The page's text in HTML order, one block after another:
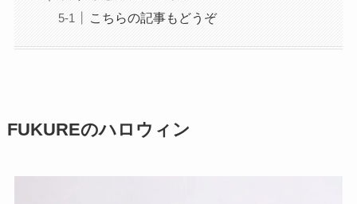
こちらの記事もどうぞ
FUKUREのハロウィン